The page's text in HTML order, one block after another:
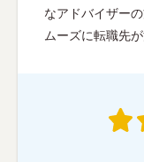
なアドバイザー
ムーズに転職先